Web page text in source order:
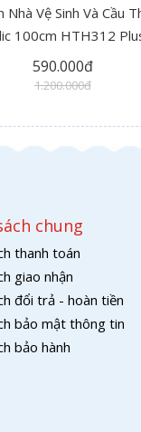
Nhà Vệ Sinh Và Cầu
100cm HTH312
590.000đ
1.200.000đ
chung
thanh toán
giao nhận
đổi trả - hoàn tiền
bảo mật thông tin
bảo hành